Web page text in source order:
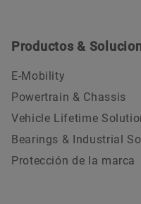
16-01-2024 | INSTRUCCIONES
Ayuda de
Descarga
Productos &
E-Mobility
Powertrain & Chassis
Vehicle Lifetime
Bearings & Industrial
Protección de la marca